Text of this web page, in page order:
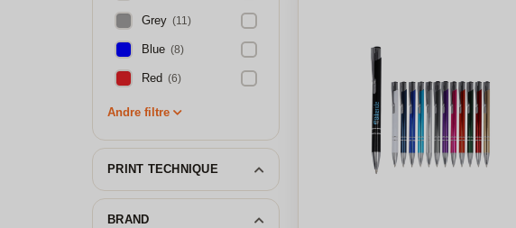
Grey (11)
Blue (8)
Red (6)
Andre filtre
PRINT TECHNIQUE
BRAND